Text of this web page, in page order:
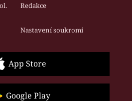
Redakce
Nastavení soukromí
App Store
Google Play